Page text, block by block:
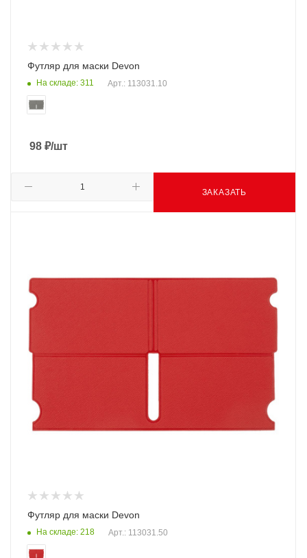
Футляр для маски Devon
На складе: 311 Арт.: 113031.10
98 ₽/шт
ЗАКАЗАТЬ
Футляр для маски Devon
На складе: 218 Арт.: 113031.50